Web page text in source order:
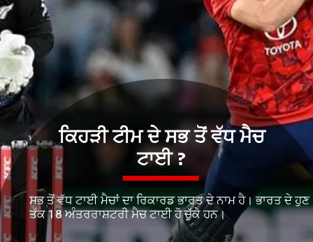
ਕਿਹੜੀ ਟੀਮ ਦੇ ਸਭ ਤੋਂ ਵੱਧ ਮੈਚ
ਟਾਈ ?
ਸਭ ਤੋਂ ਵੱਧ ਟਾਈ ਮੈਚਾਂ ਦਾ ਰਿਕਾਰਡ ਭਾਰਤ ਦੇ ਨਾਮ ਹੈ। ਭਾਰਤ ਦੇ ਹੁਣ
ਤੱਕ 18 ਅੰਤਰਰਾਸ਼ਟਰੀ ਮੈਚ ਟਾਈ ਹੋ ਚੁੱਕੇ ਹਨ।